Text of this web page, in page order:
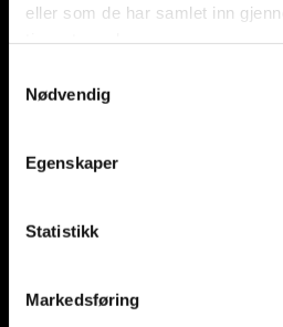
eller som de har samlet inn
Nødvendig
Egenskaper
Statistikk
Markedsføring
Bygg- og entrepriserett